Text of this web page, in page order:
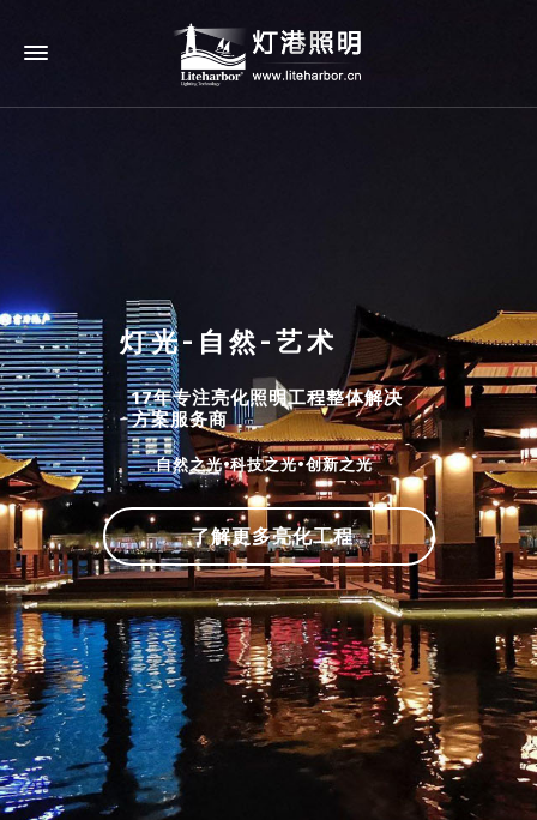
灯光-自然-艺术
17年专注亮化照明工程整体解决
方案服务商
自然之光•科技之光•创新之光
了解更多亮化工程